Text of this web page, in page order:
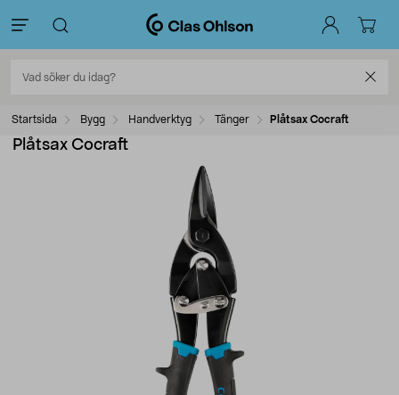
Startsida Bygg Handverktyg Tänger Plåtsax Cocraft
Plåtsax Cocraft